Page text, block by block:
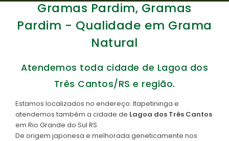
DICAS
CONTATO
Gramas Pardim, Gramas
Pardim - Qualidade em Grama
Natural
Atendemos toda cidade de Lagoa dos
Três Cantos/RS e região.
Estamos localizados no endereço: Itapetininga e
atendemos também a cidade de Lagoa dos Três Cantos
em Rio Grande do Sul RS
De origem japonesa e melhorada geneticamente nos